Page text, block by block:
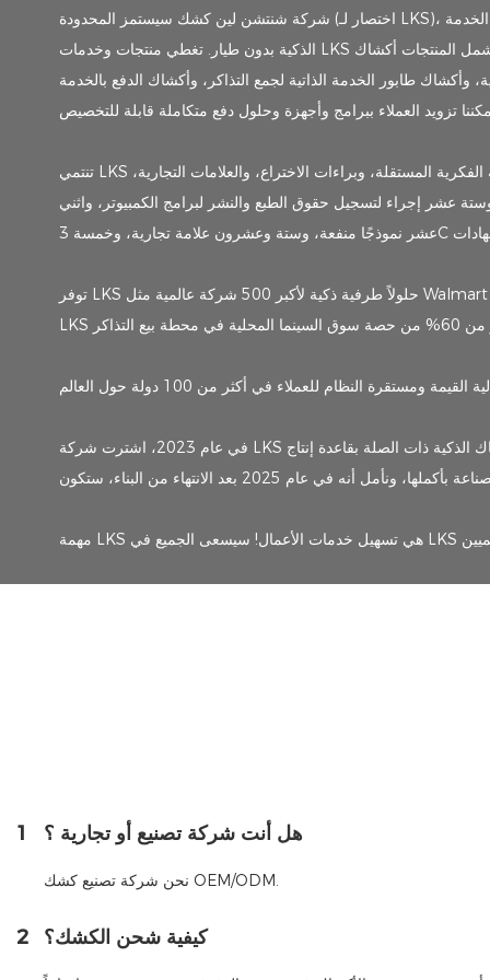
شركة شنتشن لين كشك سيستمز المحدودة (اختصار لـ LKS)، تأسست في 7 مايو 2011. إنها شركة تركز على البحث والتطوير والإنتاج والمبيعات وخدمة ما بعد البيع لمنتجات سلسلة محطات الخدمة
الذكية بدون طيار. تغطي منتجات وخدمات LKS بشكل أساسي البيع بالتجزئة ومراكز التسوق ومحلات السوبر ماركت والمطاعم ودور السينما والفنادق وغيرها من المجالات. وتشمل المنتجات أكشاك
طابور الخدمة الذاتية لجمع التذاكر، وأكشاك الدفع بالخدمة
تنتمي LKS إلى "المؤسسات الوطنية ذات التقنية العالية" و"المؤسسات الوطنية المتخصصة والمتطورة". لقد حصلنا على عدد من حقوق الملكية الفكرية المستقلة، وبراءات الاختراع، والعلامات التجارية،
عشر إجراء لتسجيل حقوق الطبع والنشر لبرامج الكمبيوتر، واثني
توفر LKS حلولاً طرفية ذكية لأكبر 500 شركة عالمية مثل Walmart وSiemens وICBC (البنك الصناعي والتجاري الصيني) وSinopec وPetroChina وFoxconn وغيرها. وفي الوقت نفسه، تحتل
في عام 2023، اشترت شركة LKS الأرض في مقاطعة دونغيوان، التي تبعد ساعتين فقط بالسيارة عن شنتشن، لبناء أكشاك الخدمة الذاتية الرائدة المحلية والأكشاك الذكية ذات الصلة بقاعدة إنتاج
1 هل أنت شركة تصنيع أو تجارية ؟
نحن شركة تصنيع كشك OEM/ODM.
2 كيفية شحن الكشك؟